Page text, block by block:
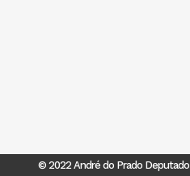
© 2022 André do Prado